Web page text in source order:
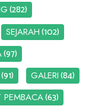
(282)
SEJARAH(102)
(97)
(91) GALERI(84)
PEMBACA(63)